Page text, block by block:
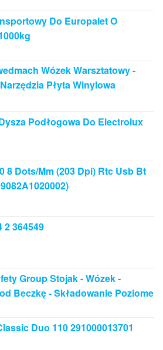
Do Europalet O
Wózek Warsztatowy -
Płyta Winylowa
Podłogowa Do Electrolux
8 Dots/Mm (203 Dpi) Rtc Usb Bt
2 364549
Group Stojak - Wózek -
Beczkę - Składowanie Poziome
Duo 110 291000013701